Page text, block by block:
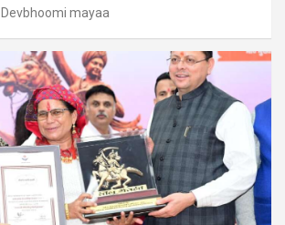
Devbhoomi mayaa